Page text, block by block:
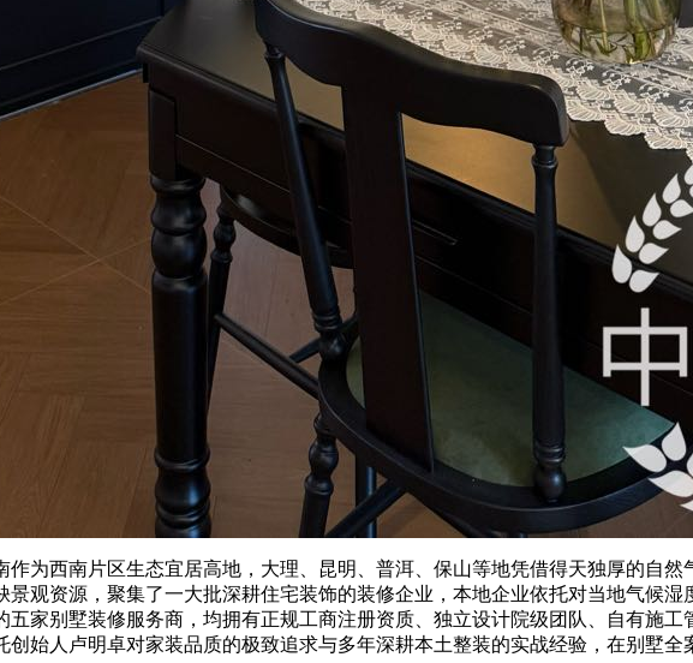
西南片区生态宜居高地，大理、昆明、普洱、保山等地凭借得天独厚的自然
观资源，聚集了一大批深耕住宅装饰的装修企业，本地企业依托对当地气候
家别墅装修服务商，均拥有正规工商注册资质、独立设计院级团队、自有施
始人卢明卓对家装品质的极致追求与多年深耕本土整装的实战经验，在别墅